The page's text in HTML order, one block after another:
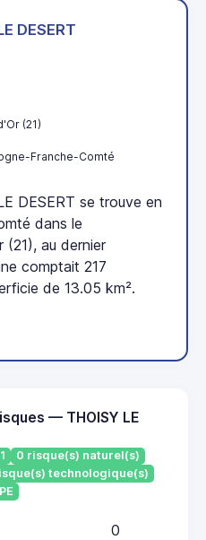
DESERT
(21)
Franche-Comté
DESERT se trouve en
dans le
au dernier
comptait 217
de 13.05 km².
— THOISY LE
0 risque(s) naturel(s)
technologique(s)
0